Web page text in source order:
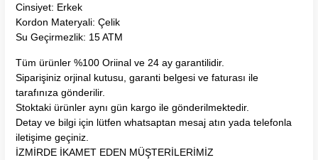
Cinsiyet: Erkek
Kordon Materyali: Çelik
Su Geçirmezlik: 15 ATM
Tüm ürünler %100 Oriinal ve 24 ay garantilidir.
Siparişiniz orjinal kutusu, garanti belgesi ve faturası ile
tarafınıza gönderilir.
Stoktaki ürünler aynı gün kargo ile gönderilmektedir.
Detay ve bilgi için lütfen whatsaptan mesaj atın yada telefonla
iletişime geçiniz.
İZMİRDE İKAMET EDEN MÜŞTERİLERİMİZ